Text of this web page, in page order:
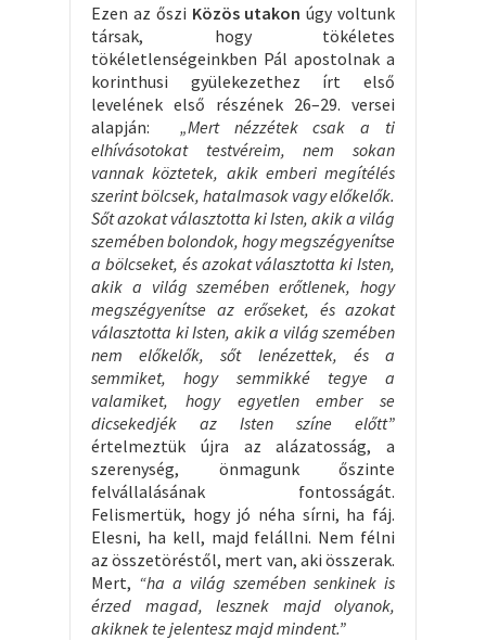
Ezen az őszi Közös utakonúgy voltunk
társak, hogy tökéletes
tökéletlenségeinkben Pál apostolnak a
korinthusi gyülekezethez írt első
levelének első részének 26–29. versei
alapján: „Mert nézzétek csak a ti
elhívásotokat testvéreim, nem sokan
vannak köztetek, akik emberi megítélés
szerint bölcsek, hatalmasok vagy előkelők.
Sőt azokat választotta ki Isten, akik a világ
szemében bolondok, hogy megszégyenítse
a bölcseket, és azokat választotta ki Isten,
akik a világ szemében erőtlenek, hogy
megszégyenítse az erőseket, és azokat
választotta ki Isten, akik a világ szemében
nem előkelők, sőt lenézettek, és a
semmiket, hogy semmikké tegye a
valamiket, hogy egyetlen ember se
dicsekedjék az Isten színe előtt”
értelmeztük újra az alázatosság, a
szerenység, önmagunk őszinte
felvállalásának fontosságát.
Felismertük, hogy jó néha sírni, ha fáj.
Elesni, ha kell, majd felállni. Nem félni
az összetöréstől, mert van, aki összerak.
Mert, “ha a világ szemében senkinek is
érzed magad, lesznek majd olyanok,
akiknek te jelentesz majd mindent.”